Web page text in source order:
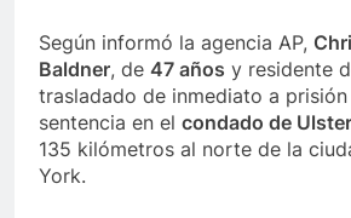
Según informó la agencia AP,
Baldner, de 47 años y residente
trasladado de inmediato a
sentencia en el condado de Ulster
135 kilómetros al norte de la
York.